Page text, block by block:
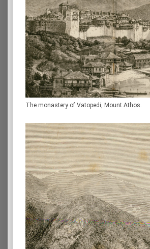
The monastery of Vatopedi, Mount Athos.